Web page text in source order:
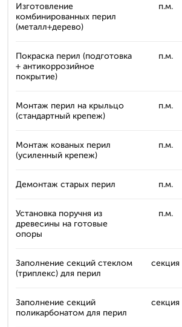
Изготовление
комбинированных перил
(металл+дерево)
п.м.
Покраска перил (подготовка
+ антикоррозийное
покрытие)
п.м.
Монтаж перил на крыльцо
(стандартный крепеж)
п.м.
Монтаж кованых перил
(усиленный крепеж)
п.м.
Демонтаж старых перил п.м.
Установка поручня из
древесины на готовые
опоры
п.м.
Заполнение секций стеклом
(триплекс) для перил
секция
Заполнение секций
поликарбонатом для перил
секция